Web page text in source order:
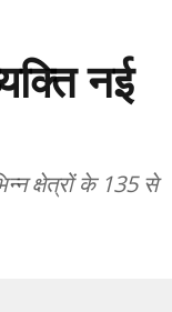
नई
क्षेत्रों के 135 से